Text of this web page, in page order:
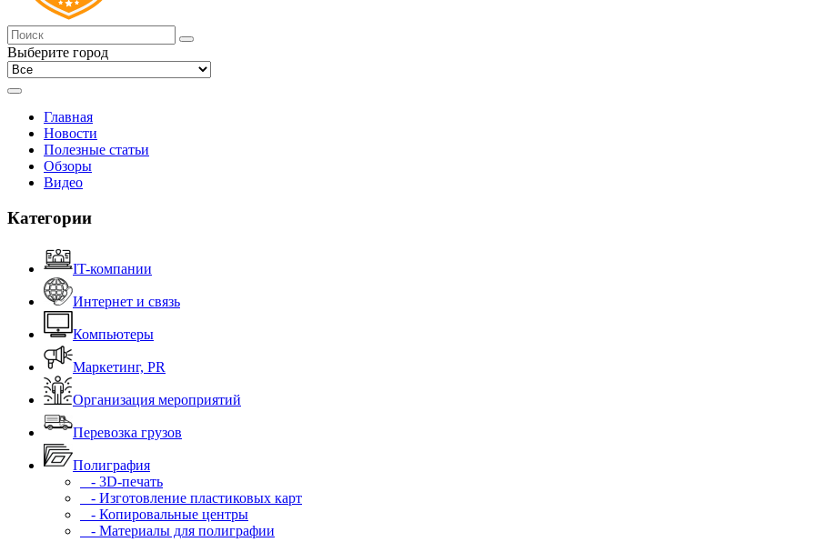
Выберите город
Главная
Новости
Полезные статьи
Обзоры
Видео
Категории
IT-компании
Интернет и связь
Компьютеры
Маркетинг, PR
Организация мероприятий
Перевозка грузов
Полиграфия
- 3D-печать
- Изготовление пластиковых карт
- Копировальные центры
- Материалы для полиграфии